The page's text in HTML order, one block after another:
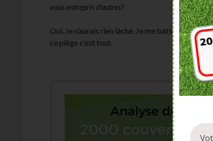
vous entrepris d’autres?
Oui. Je n’aurais rien lâché. Je me bats pour
ce piège c’est tout.